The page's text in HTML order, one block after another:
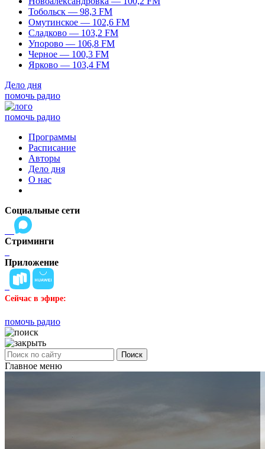
Тобольск — 98,3 FM
Омутинское — 102,6 FM
Сладково — 103,2 FM
Упорово — 106,8 FM
Черное — 100,3 FM
Ярково — 103,4 FM
Дело дня
помочь радио
помочь радио
Программы
Расписание
Авторы
Дело дня
О нас
Социальные сети
Стриминги
Приложение
Сейчас в эфире:
помочь радио
Поиск
Главное меню